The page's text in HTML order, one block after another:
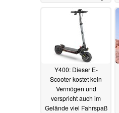
Y400: Dieser E-
Scooter kostet kein
Vermögen und
verspricht auch im
Gelände viel Fahrspaß